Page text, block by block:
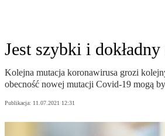
Jest szybki i
Kolejna mutacja koronawirusa grozi
obecność nowej mutacji Covid-19 mogą
Publikacja: 11.07.2021 12:31